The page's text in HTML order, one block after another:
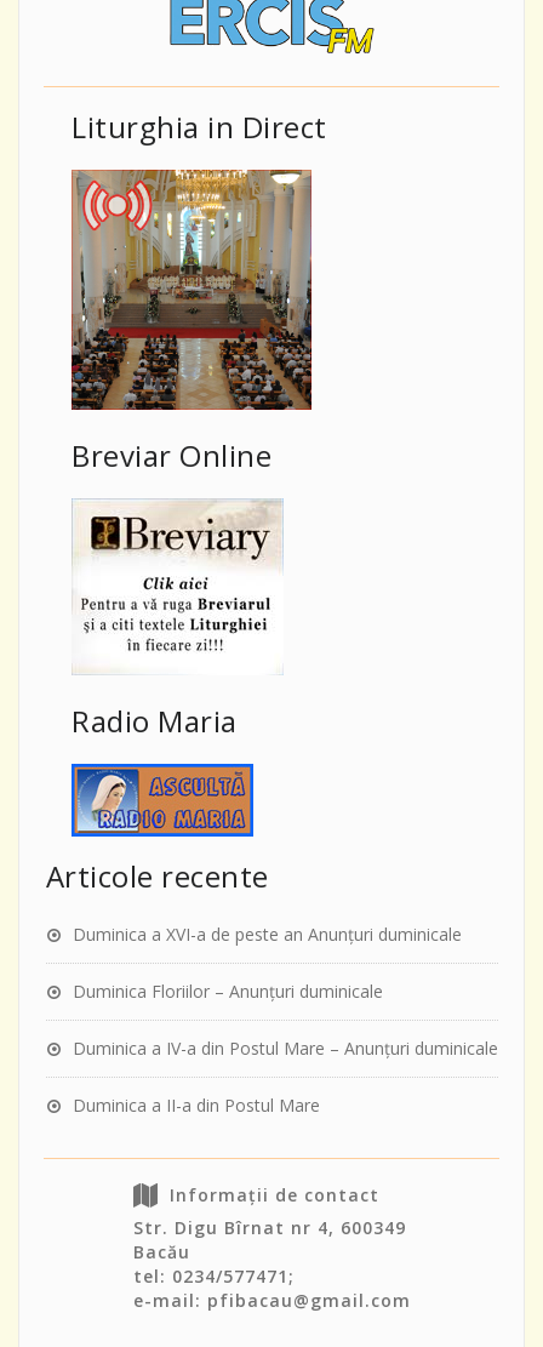
Liturghia in Direct
Breviar Online
Radio Maria
Articole recente
Duminica a XVI-a de peste an Anunţuri duminicale
Duminica Floriilor – Anunţuri duminicale
Duminica a IV-a din Postul Mare – Anunţuri duminicale
Duminica a II-a din Postul Mare
Informații de contact
Str. Digu Bîrnat nr 4, 600349
Bacău
tel: 0234/577471;
e-mail: pfibacau@gmail.com